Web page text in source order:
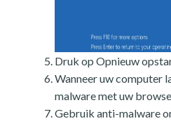
Druk op Opnieuw
Wanneer uw computer
malware met uw
Gebruik anti-malware